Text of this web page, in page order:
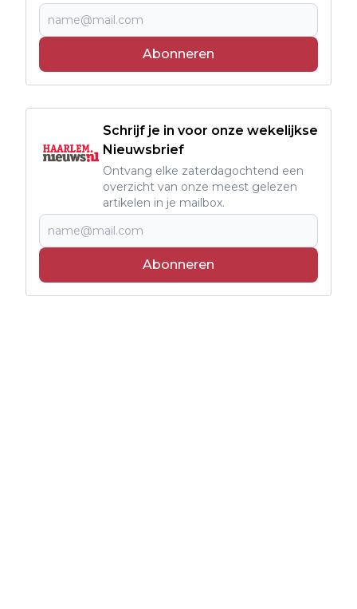
Abonneren
Schrijf je in voor onze wekelijkse
Nieuwsbrief
Ontvang elke zaterdagochtend een
overzicht van onze meest gelezen
artikelen in je mailbox.
Abonneren